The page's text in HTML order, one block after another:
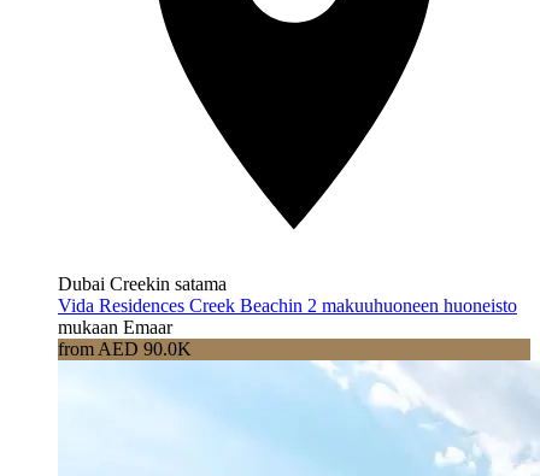
Dubai Creekin satama
Vida Residences Creek Beachin 2 makuuhuoneen huoneisto
mukaan Emaar
from AED 90.0K